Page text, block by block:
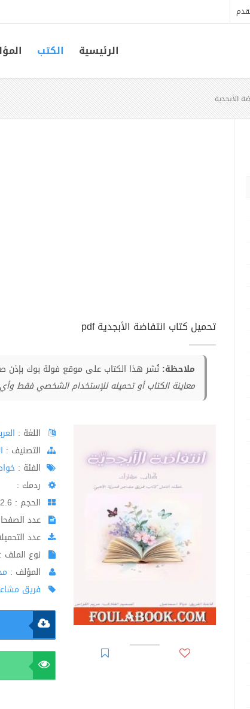
الرئيسية الكتب
الأبجدية
تحميل كتاب انتفاضة الأبجدية pdf
ملاحظة: نُشر هذا الكتاب على موقع فولة بوك بإذن
معاينة الكتاب أو تحميله للإستخدام الشخصي فقط
اللغة :
اﻟﺘﺼﻨﻴﻒ :
الفئة :
ردمك :
الحجم : 2.6 Mo
عدد
عدد
نوع الملف : PDF
المؤلف :
فريق